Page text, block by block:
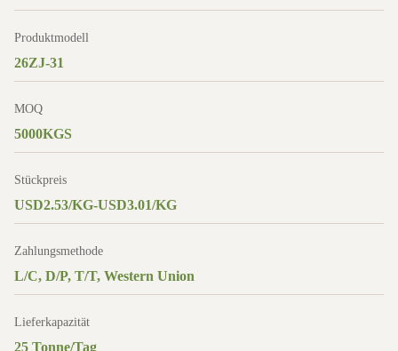
Produktmodell
26ZJ-31
MOQ
5000KGS
Stückpreis
USD2.53/KG-USD3.01/KG
Zahlungsmethode
L/C, D/P, T/T, Western Union
Lieferkapazität
25 Tonne/Tag